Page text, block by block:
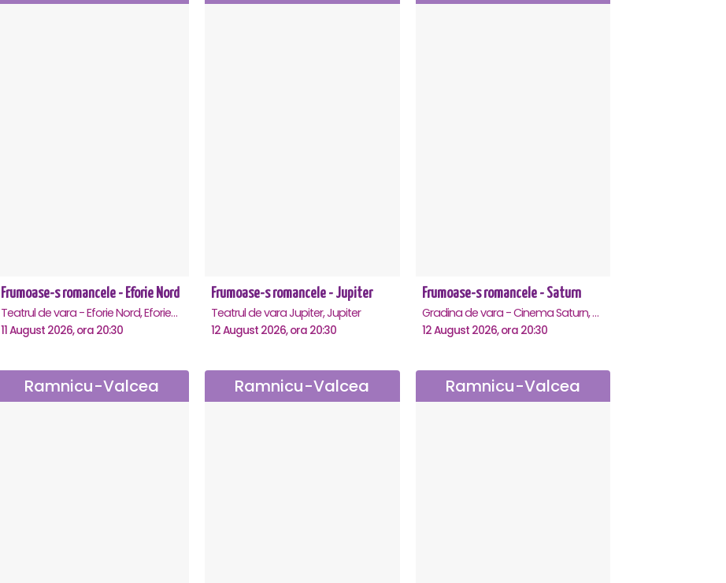
Frumoase-s romancele - Eforie Nord
Teatrul de vara - Eforie Nord, Eforie-Nord
11 August 2026, ora 20:30
Frumoase-s romancele - Jupiter
Teatrul de vara Jupiter, Jupiter
12 August 2026, ora 20:30
Frumoase-s romancele - Saturn
Gradina de vara - Cinema Saturn, Saturn
12 August 2026, ora 20:30
Ramnicu-Valcea Ramnicu-Valcea Ramnicu-Valcea